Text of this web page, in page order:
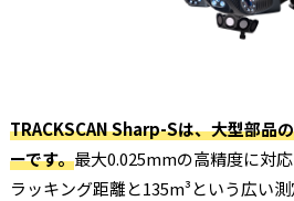
TRACKSCAN Sharp-Sは、大型部品
ーです。最大0.025mmの高精度に対
ラッキング距離と135m³という広い